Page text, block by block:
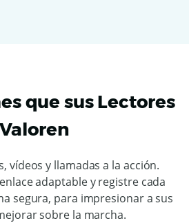
que sus Lectores
Valoren
vídeos y llamadas a la acción.
adaptable y registre cada
segura, para impresionar a sus
sobre la marcha.